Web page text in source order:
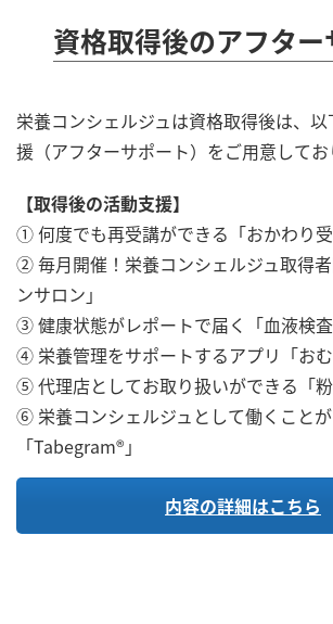
資格取得後のアフター
栄養コンシェルジュは資格取得後は、
援（アフターサポート）をご用意してお
【取得後の活動支援】
① 何度でも再受講ができる「おかわり受
② 毎月開催！栄養コンシェルジュ取得
ンサロン」
③ 健康状態がレポートで届く「血液検査
④ 栄養管理をサポートするアプリ「おむ
⑤ 代理店としてお取り扱いができる「粉
⑥ 栄養コンシェルジュとして働くこと
「Tabegram®」
内容の詳細はこちら